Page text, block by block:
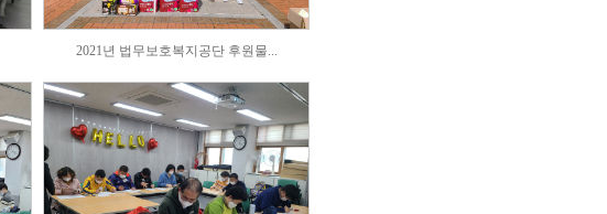
2021년 법무보호복지공단 후원물...